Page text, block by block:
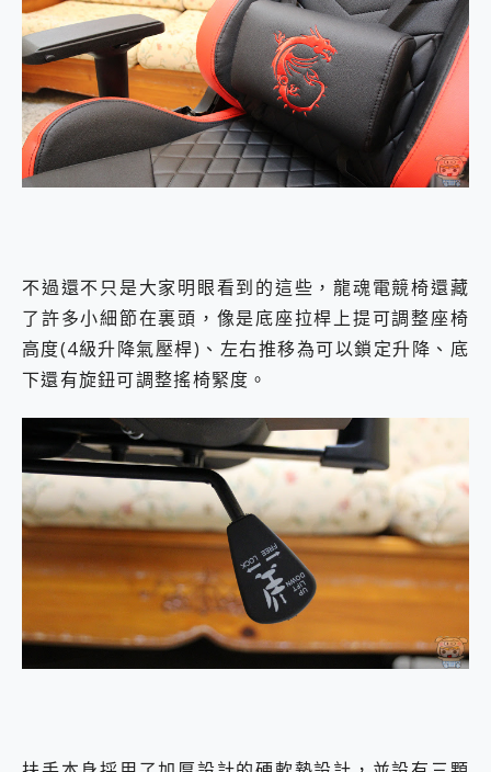
不過還不只是大家明眼看到的這些，龍魂電競椅還藏
了許多小細節在裏頭，像是底座拉桿上提可調整座椅
高度(4級升降氣壓桿)、左右推移為可以鎖定升降、底
下還有旋鈕可調整搖椅緊度。